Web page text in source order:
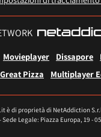
Movieplayer Dissapore
Pizza
Multiplayer
è di proprietà di NetAddiction S.r.l.
Legale: Piazza Europa, 19 -